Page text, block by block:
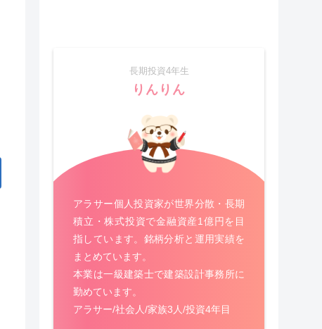
長期投資4年生
りんりん
アラサー個人投資家が世界分散・長期
積立・株式投資で金融資産1億円を目
指しています。銘柄分析と運用実績を
まとめています。
本業は一級建築士で建築設計事務所に
勤めています。
アラサー/社会人/家族3人/投資4年目